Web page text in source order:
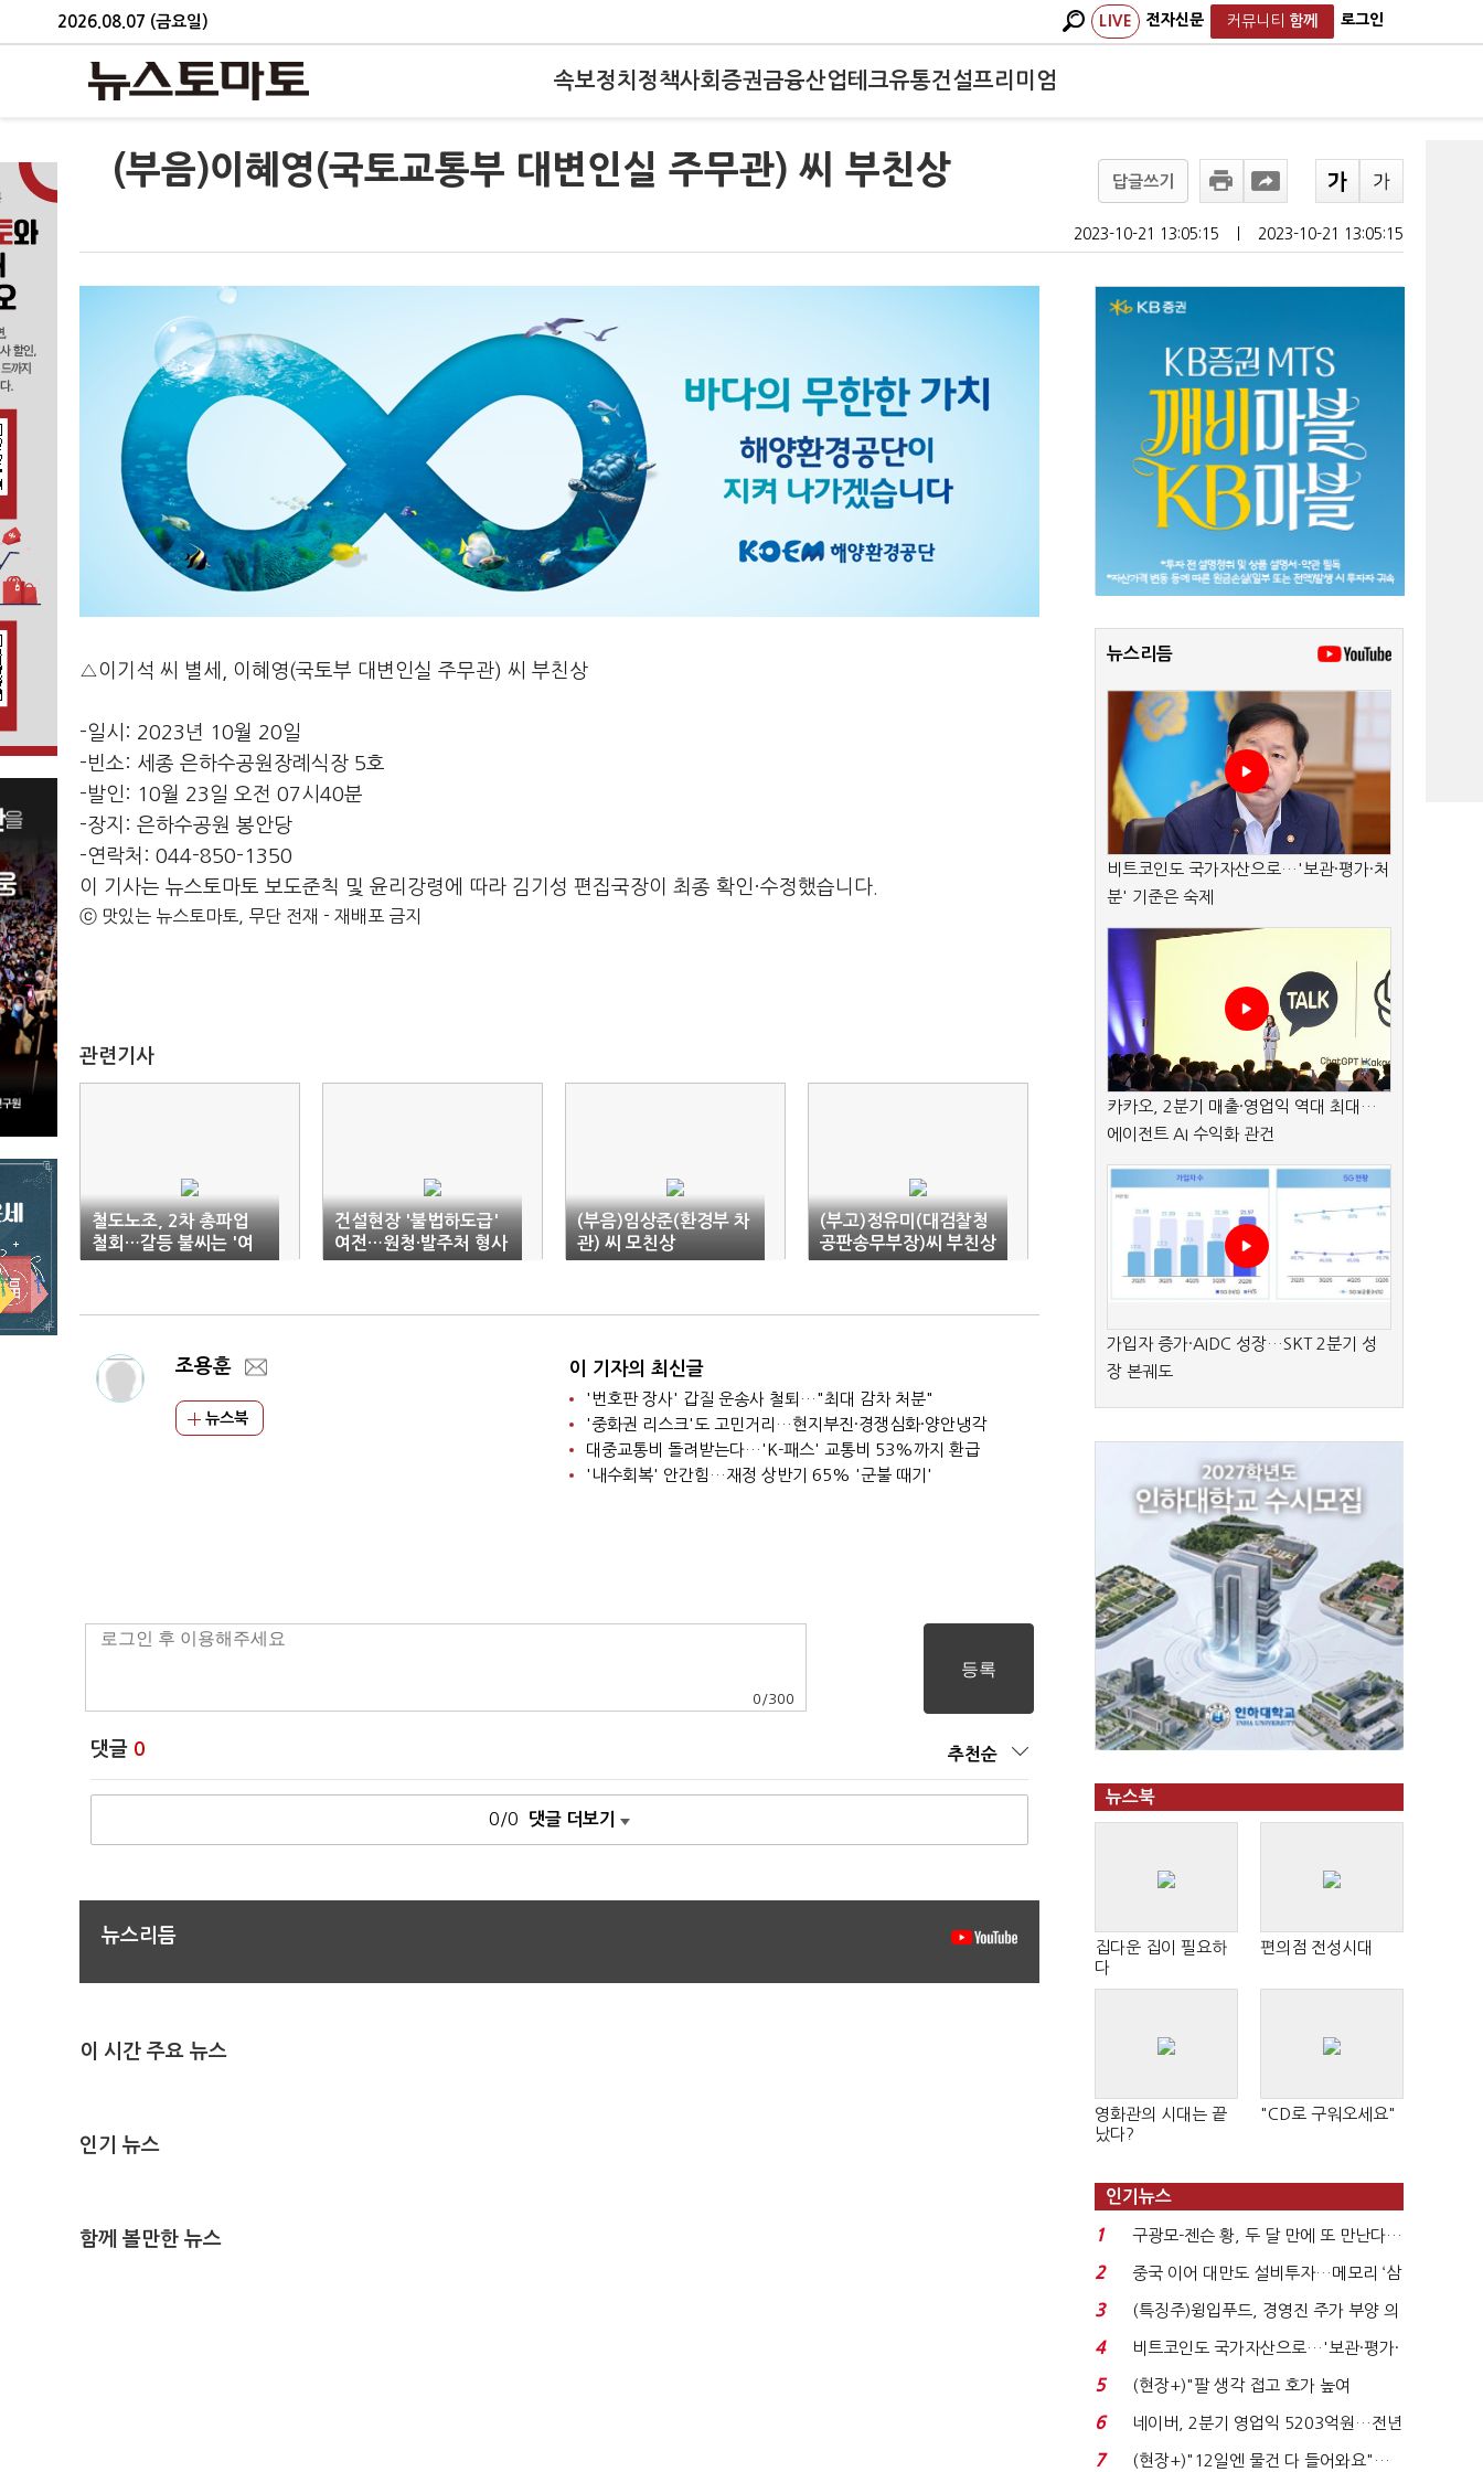
2026.08.07 (금요일) LIVE 전자신문 커뮤니티 함께 로그인
속보정치 정책사회 증권금융산업테크유통건설프리미엄
(부음)이혜영(국토교통부 대변인실 주무관) 씨 부친상 답글쓰기
2023-10-21 13:05:15 2023-10-21 13:05:15
△이기석 씨 별세, 이혜영(국토부 대변인실 주무관) 씨 부친상
-일시: 2023년 10월 20일
-빈소: 세종 은하수공원장례식장 5호
-발인: 10월 23일 오전 07시40분
-장지: 은하수공원 봉안당
-연락처: 044-850-1350
이 기사는 뉴스토마토 보도준칙 및 윤리강령에 따라 김기성 편집국장이 최종 확인·수정했습니다.
ⓒ 맛있는 뉴스토마토, 무단 전재 - 재배포 금지
관련기사
철도노조, 2차 총파업
철회…갈등 불씨는 '여
전'
건설현장 '불법하도급'
여전…원청·발주처 형사
처벌 추진
(부음)임상준(환경부 차
관) 씨 모친상
(부고)정유미(대검찰청
공판송무부장)씨 부친상
조용훈
뉴스북
이 기자의 최신글
'번호판 장사' 갑질 운송사 철퇴…"최대 감차 처분"
'중화권 리스크'도 고민거리…현지부진·경쟁심화·양안냉각
대중교통비 돌려받는다…'K-패스' 교통비 53%까지 환급
'내수회복' 안간힘…재정 상반기 65% '군불 때기'
0 /300
댓글 0 추천순
0/0 댓글 더보기
뉴스리듬
이 시간 주요 뉴스
인기 뉴스
함께 볼만한 뉴스
뉴스리듬
비트코인도 국가자산으로…'보관·평가·처
분' 기준은 숙제
카카오, 2분기 매출·영업익 역대 최대…
에이전트 AI 수익화 관건
가입자 증가·AIDC 성장…SKT 2분기 성
장 본궤도
뉴스북
집다운 집이 필요하
다
편의점 전성시대
영화관의 시대는 끝
났다?
"CD로 구워오세요"
인기뉴스
1
구광모-젠슨 황, 두 달 만에 또 만난다…
로봇·AI 등 논...
2
중국 이어 대만도 설비투자…메모리 ‘삼
국전쟁’
3
(특징주)윙입푸드, 경영진 주가 부양 의
지에 상한가...
4
비트코인도 국가자산으로…'보관·평가·
처분' 기준은 ...
5
(현장+)"팔 생각 접고 호가 높여
요"…'덜 똘똘한 한 채' 20...
6
네이버, 2분기 영업익 5203억원…전년
비 0.2% 감소...
7 (현장+)"12일엔 물건 다 들어와요"…